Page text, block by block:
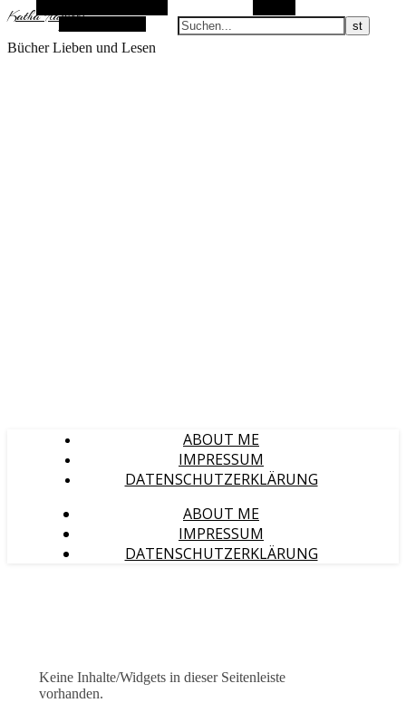
KathaFlauschi
Bücher Lieben und Lesen
Zufallsauswahl
ABOUT ME
IMPRESSUM
DATENSCHUTZERKLÄRUNG
ABOUT ME
IMPRESSUM
DATENSCHUTZERKLÄRUNG
Keine Inhalte/Widgets in dieser Seitenleiste
vorhanden.